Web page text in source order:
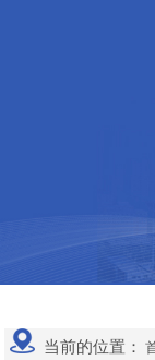
当前的位置：